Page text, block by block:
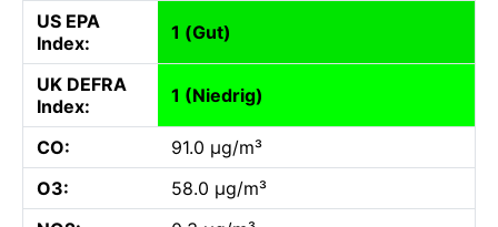
US EPA
Index:
1 (Gut)
UK DEFRA
Index:
1 (Niedrig)
CO:
91.0 µg/m³
O3:
58.0 µg/m³